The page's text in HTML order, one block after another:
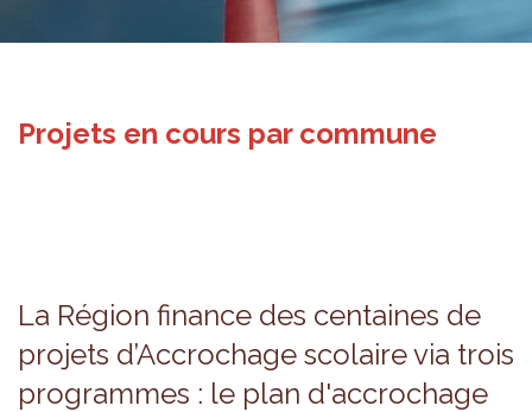
Projets en cours par commune
La Région finance des cen­taines de
pro­jets d’Ac­cro­chage sco­laire via trois
pro­grammes : le plan d'ac­cro­chage